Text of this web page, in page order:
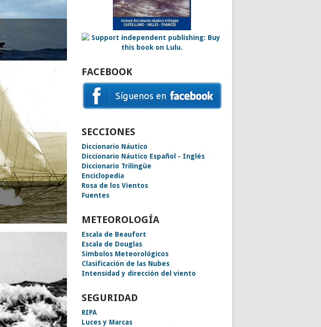
FACEBOOK
SECCIONES
Diccionario Náutico
Diccionario Náutico Español - Inglés
Diccionario Trilingüe
Enciclopedia
Rosa de los Vientos
Fuentes
METEOROLOGÍA
Escala de Beaufort
Escala de Douglas
Símbolos Meteorológicos
Clasificación de las Nubes
Intensidad y dirección del viento
SEGURIDAD
RIPA
Luces y Marcas